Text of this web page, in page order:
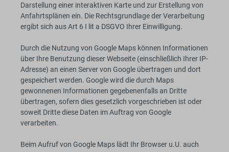
Darstellung einer interaktiven Karte und zur Erstellung von
Anfahrtsplänen ein. Die Rechtsgrundlage der Verarbeitung
ergibt sich aus Art 6 I lit a DSGVO Ihrer Einwilligung.
Durch die Nutzung von Google Maps können Informationen
über Ihre Benutzung dieser Webseite (einschließlich Ihrer IP-
Adresse) an einen Server von Google übertragen und dort
gespeichert werden. Google wird die durch Maps
gewonnenen Informationen gegebenenfalls an Dritte
übertragen, sofern dies gesetzlich vorgeschrieben ist oder
soweit Dritte diese Daten im Auftrag von Google
verarbeiten.
Beim Aufruf von Google Maps lädt Ihr Browser u.U. auch